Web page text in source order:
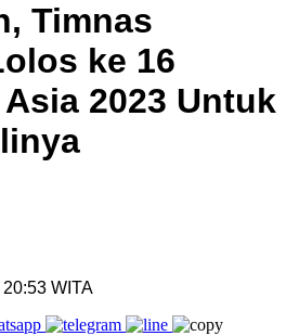
Timnas
ke 16
2023 Untuk
WITA